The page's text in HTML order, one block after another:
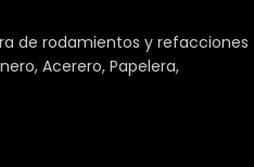
de rodamientos y refacciones
Acerero, Papelera,